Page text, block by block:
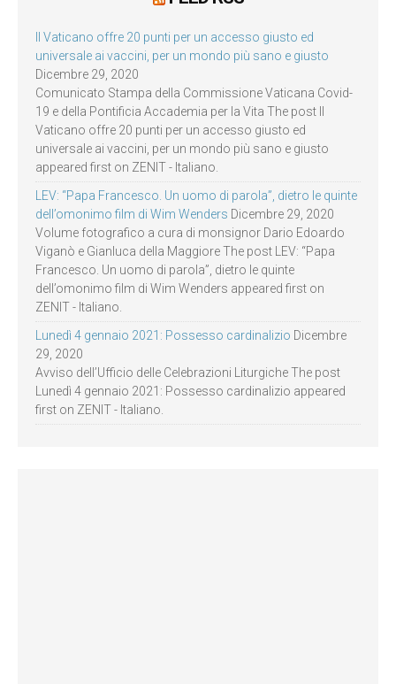
Il Vaticano offre 20 punti per un accesso giusto ed
universale ai vaccini, per un mondo più sano e giusto
Dicembre 29, 2020
Comunicato Stampa della Commissione Vaticana Covid-
19 e della Pontificia Accademia per la Vita The post Il
Vaticano offre 20 punti per un accesso giusto ed
universale ai vaccini, per un mondo più sano e giusto
appeared first on ZENIT - Italiano.
LEV: “Papa Francesco. Un uomo di parola”, dietro le quinte
dell’omonimo film di Wim Wenders Dicembre 29, 2020
Volume fotografico a cura di monsignor Dario Edoardo
Viganò e Gianluca della Maggiore The post LEV: “Papa
Francesco. Un uomo di parola”, dietro le quinte
dell’omonimo film di Wim Wenders appeared first on
ZENIT - Italiano.
Lunedì 4 gennaio 2021: Possesso cardinalizio Dicembre
29, 2020
Avviso dell’Ufficio delle Celebrazioni Liturgiche The post
Lunedì 4 gennaio 2021: Possesso cardinalizio appeared
first on ZENIT - Italiano.